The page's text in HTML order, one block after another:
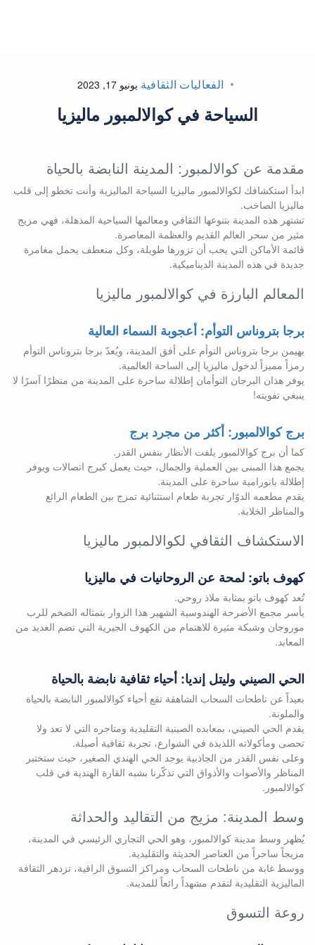
الفعاليات الثقافية يونيو 17, 2023
السياحة في كوالالمبور ماليزيا
مقدمة عن كوالالمبور: المدينة النابضة بالحياة
ابدأ استكشافك لكوالالمبور ماليزيا السياحة الماليزية وأنت تخطو إلى قلب
ماليزيا الصاخب.
تشتهر هذه المدينة بتنوعها الثقافي ومعالمها السياحية المذهلة، فهي مزيج
مثير من سحر العالم القديم والعظمة المعاصرة.
قائمة الأماكن التي يجب أن تزورها طويلة، وكل منعطف يحمل مغامرة
جديدة في هذه المدينة الديناميكية.
المعالم البارزة في كوالالمبور ماليزيا
برجا بتروناس التوأم: أعجوبة السماء العالية
يهيمن برجا بتروناس التوأم على أفق المدينة، ويُعدّ برجا بتروناس التوأم
رمزاً مميزاً لدخول ماليزيا إلى الساحة العالمية.
يوفر هذان البرجان التوأمان إطلالة ساحرة على المدينة من منظرًا آسرًا لا
ينبغي تفويته!
برج كوالالمبور: أكثر من مجرد برج
كما أن برج كوالالمبور يلفت الأنظار بنفس القدر.
يجمع هذا المبنى بين العملية والجمال، حيث يعمل كبرج اتصالات ويوفر
إطلالة بانورامية ساحرة على المدينة.
يقدم مطعمه الدوّار تجربة طعام استثنائية تمزج بين الطعام الرائع
والمناظر الخلابة.
الاستكشاف الثقافي لكوالالمبور ماليزيا
كهوف باتو: لمحة عن الروحانيات في ماليزيا
تُعد كهوف باتو بمثابة ملاذ روحي.
يأسر مجمع الأضرحة الهندوسية الشهير هذا الزوار بتمثاله الضخم للرب
موروجان وشبكة مثيرة للاهتمام من الكهوف الجيرية التي تضم العديد من
المعابد.
الحي الصيني وليتل إنديا: أحياء ثقافية نابضة بالحياة
بعيداً عن ناطحات السحاب الشاهقة تقع أحياء كوالالمبور النابضة بالحياة
والملونة.
يقدم الحي الصيني، بمعابده الصينية التقليدية ومتاجره التي لا تعد ولا
تحصى ومأكولاته اللذيذة في الشوارع، تجربة ثقافية أصيلة.
وعلى نفس القدر من الجاذبية يوجد الحي الهندي الصغير، حيث ستختبر
المناظر والأصوات والأذواق التي تذكّرنا بشبه القارة الهندية في قلب
كوالالمبور.
وسط المدينة: مزيج من التقاليد والحداثة
يُظهر وسط مدينة كوالالمبور، وهو الحي التجاري الرئيسي في المدينة،
مزيجاً ساحراً من العناصر الحديثة والتقليدية.
ووسط غابة من ناطحات السحاب ومراكز التسوق الراقية، تزدهر الثقافة
الماليزية التقليدية لتقدم مشهداً رائعاً للمدينة.
روعة التسوق